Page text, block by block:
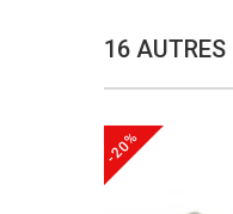
16 AUTRES
-20%